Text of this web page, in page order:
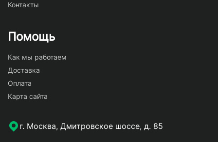
Контакты
Помощь
Как мы работаем
Доставка
Оплата
Карта сайта
г. Москва, Дмитровское шоссе, д. 85